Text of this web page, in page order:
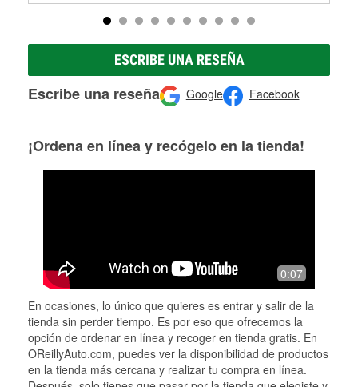
ESCRIBE UNA RESEÑA
Escribe una reseña Google Facebook
¡Ordena en línea y recógelo en la tienda!
0:07
En ocasiones, lo único que quieres es entrar y salir de la
tienda sin perder tiempo. Es por eso que ofrecemos la
opción de ordenar en línea y recoger en tienda gratis. En
OReillyAuto.com, puedes ver la disponibilidad de productos
en la tienda más cercana y realizar tu compra en línea.